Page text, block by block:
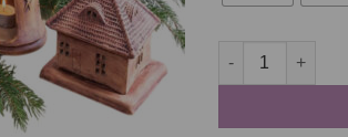
Windlicht Burg